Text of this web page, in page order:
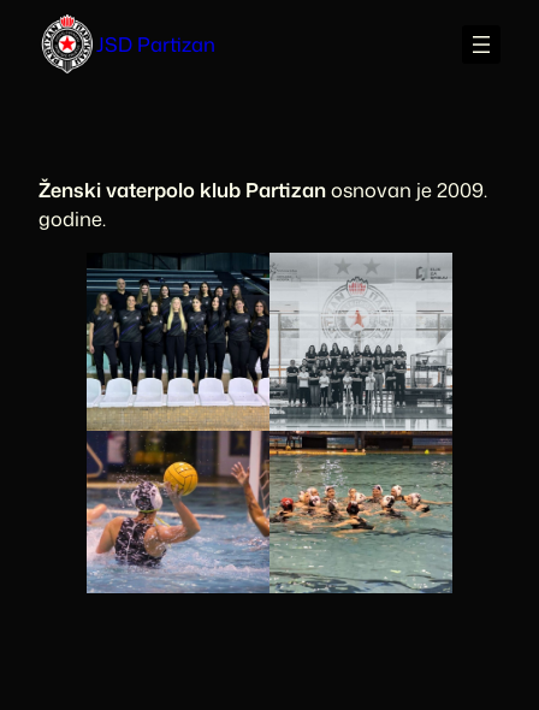
Skip
content
JSD Partizan
Ženski vaterpolo klub Partizanosnovan je 2009.
godine.